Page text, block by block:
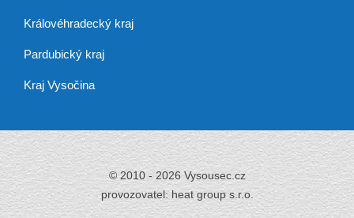
Královéhradecký kraj
Pardubický kraj
Kraj Vysočina
© 2010 - 2026 Vysousec.cz
provozovatel: heat group s.r.o.